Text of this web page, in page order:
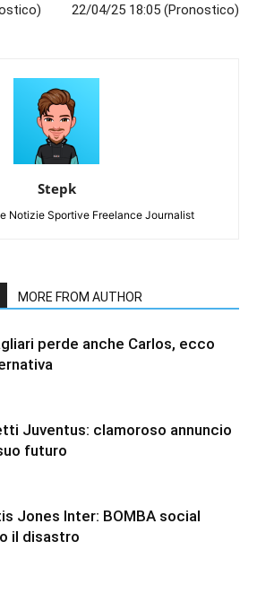
22/04/25 18:05 (Pronostico)
Stepk
Notizie Sportive Freelance Journalist
MORE FROM AUTHOR
perde anche Carlos, ecco
Juventus: clamoroso annuncio
futuro
Jones Inter: BOMBA social
il disastro